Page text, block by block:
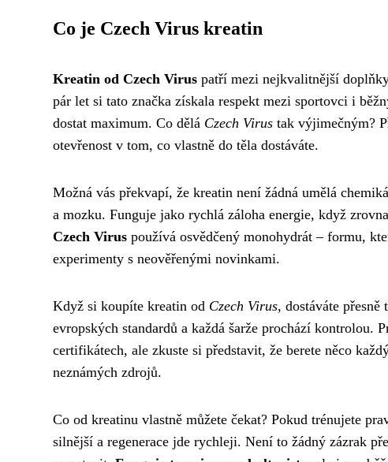
Co je Czech Virus kreatin
Kreatin od Czech Virus patří mezi nejkvalitnější
pár let si tato značka získala respekt mezi sportovci i
dostat maximum. Co dělá Czech Virus tak výjimečným?
otevřenost v tom, co vlastně do těla dostáváte.
Možná vás překvapí, že kreatin není žádná umělá
a mozku. Funguje jako rychlá záloha energie, když
Czech Virus používá osvědčený monohydrát – formu,
experimenty s neověřenými novinkami.
Když si koupíte kreatin od Czech Virus, dostáváte
evropských standardů a každá šarže prochází kontrolou.
certifikátech, ale zkuste si představit, že berete něco
neznámých zdrojů.
Co od kreatinu vlastně můžete čekat? Pokud trénujete
silnější a regenerace jde rychleji. Není to žádný zázrak